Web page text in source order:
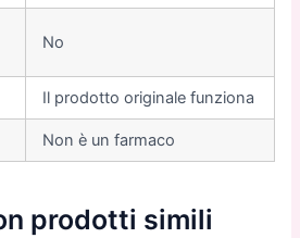
No
Il prodotto originale funziona
Non è un farmaco
prodotti simili